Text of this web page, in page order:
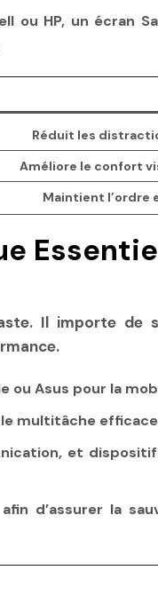
ou HP, un écran
Réduit les
Améliore le confort
Maintient l’ordre
Il importe de
ou Asus pour la
multitâche
et
d’assurer la